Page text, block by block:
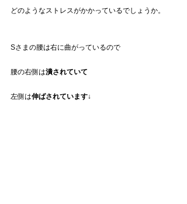
どのようなストレスがかかっているでしょうか。
Sさまの腰は右に曲がっているので
腰の右側は潰されていて
左側は伸ばされています↓